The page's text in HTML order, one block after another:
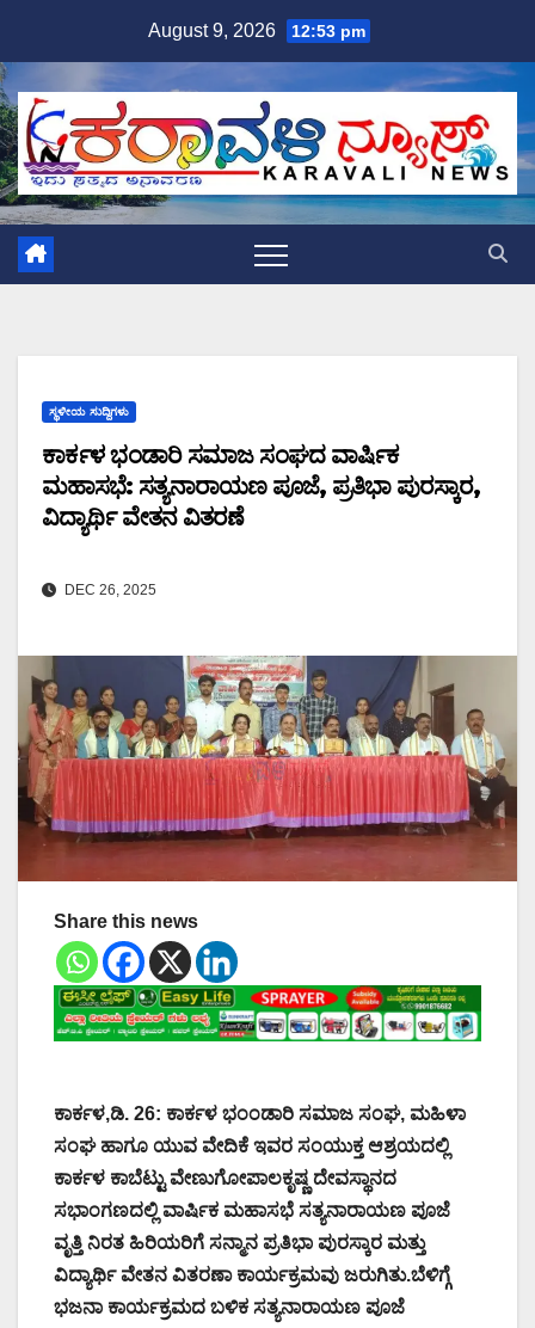
content
August 9, 2026 12:53 pm
ಸ್ಥಳೀಯ ಸುದ್ದಿಗಳು
ಕಾರ್ಕಳ ಭಂಡಾರಿ ಸಮಾಜ ಸಂಘದ ವಾರ್ಷಿಕ
ಮಹಾಸಭೆ: ಸತ್ಯನಾರಾಯಣ ಪೂಜೆ, ಪ್ರತಿಭಾ ಪುರಸ್ಕಾರ,
ವಿದ್ಯಾರ್ಥಿ ವೇತನ ವಿತರಣೆ
DEC 26, 2025
Share this news
ಕಾರ್ಕಳ,ಡಿ. 26: ಕಾರ್ಕಳ ಭಂಂಡಾರಿ ಸಮಾಜ ಸಂಘ, ಮಹಿಳಾ
ಸಂಘ ಹಾಗೂ ಯುವ ವೇದಿಕೆ ಇವರ ಸಂಯುಕ್ತ ಆಶ್ರಯದಲ್ಲಿ
ಕಾರ್ಕಳ ಕಾಬೆಟ್ಟು ವೇಣುಗೋಪಾಲಕೃಷ್ಣ ದೇವಸ್ಥಾನದ
ಸಭಾಂಗಣದಲ್ಲಿ ವಾರ್ಷಿಕ ಮಹಾಸಭೆ ಸತ್ಯನಾರಾಯಣ ಪೂಜೆ
ವೃತ್ತಿ ನಿರತ ಹಿರಿಯರಿಗೆ ಸನ್ಮಾನ ಪ್ರತಿಭಾ ಪುರಸ್ಕಾರ ಮತ್ತು
ವಿದ್ಯಾರ್ಥಿ ವೇತನ ವಿತರಣಾ ಕಾರ್ಯಕ್ರಮವು ಜರುಗಿತು.ಬೆಳಿಗ್ಗೆ
ಭಜನಾ ಕಾರ್ಯಕ್ರಮದ ಬಳಿಕ ಸತ್ಯನಾರಾಯಣ ಪೂಜೆ